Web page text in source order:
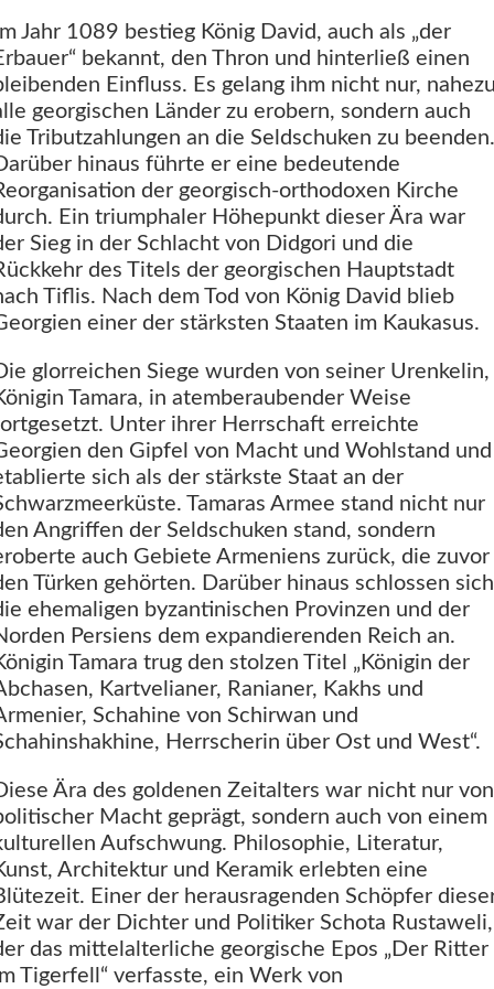
Jahr 1089 bestieg König David, auch als „der
bekannt, den Thron und hinterließ einen
Einfluss. Es gelang ihm nicht nur,
georgischen Länder zu erobern, sondern auch
Tributzahlungen an die Seldschuken zu beenden.
hinaus führte er eine bedeutende
der georgisch-orthodoxen Kirche
Ein triumphaler Höhepunkt dieser Ära war
Sieg in der Schlacht von Didgori und die
des Titels der georgischen Hauptstadt
Tiflis. Nach dem Tod von König David blieb
einer der stärksten Staaten im Kaukasus.
glorreichen Siege wurden von seiner Urenkelin,
Tamara, in atemberaubender Weise
Unter ihrer Herrschaft erreichte
den Gipfel von Macht und Wohlstand und
sich als der stärkste Staat an der
Tamaras Armee stand nicht nur
Angriffen der Seldschuken stand, sondern
auch Gebiete Armeniens zurück, die zuvor
Türken gehörten. Darüber hinaus schlossen sich
ehemaligen byzantinischen Provinzen und der
Persiens dem expandierenden Reich an.
Tamara trug den stolzen Titel „Königin der
Kartvelianer, Ranianer, Kakhs und
Schahine von Schirwan und
Herrscherin über Ost und West“.
Ära des goldenen Zeitalters war nicht nur von
Macht geprägt, sondern auch von einem
Aufschwung. Philosophie, Literatur,
Architektur und Keramik erlebten eine
Einer der herausragenden Schöpfer
war der Dichter und Politiker Schota Rustaweli,
das mittelalterliche georgische Epos „Der Ritter
Tigerfell“ verfasste, ein Werk von